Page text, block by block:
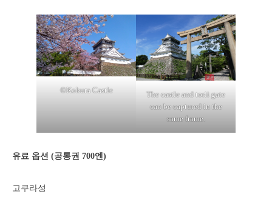
©Kokura Castle
The castle and torii gate
can be captured in the
same frame.
유료 옵션 (공통권 700엔)
고쿠라성